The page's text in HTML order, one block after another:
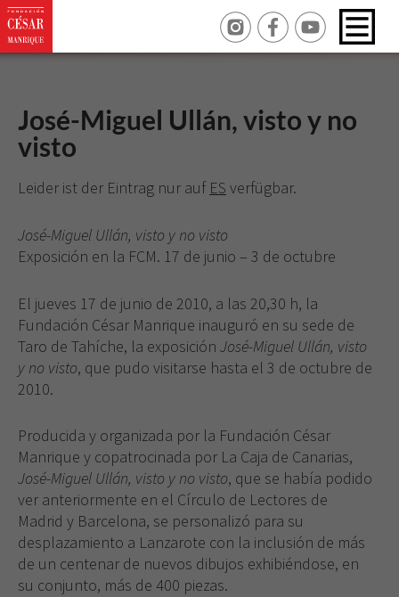
José-Miguel Ullán, visto y no
visto
Leider ist der Eintrag nur auf ES verfügbar.
José-Miguel Ullán, visto y no visto
Exposición en la FCM. 17 de junio – 3 de octubre
El jueves 17 de junio de 2010, a las 20,30 h, la
Fundación César Manrique inauguró en su sede de
Taro de Tahíche, la exposición José-Miguel Ullán, visto
y no visto, que pudo visitarse hasta el 3 de octubre de
2010.
Producida y organizada por la Fundación César
Manrique y copatrocinada por La Caja de Canarias,
José-Miguel Ullán, visto y no visto, que se había podido
ver anteriormente en el Círculo de Lectores de
Madrid y Barcelona, se personalizó para su
desplazamiento a Lanzarote con la inclusión de más
de un centenar de nuevos dibujos exhibiéndose, en
su conjunto, más de 400 piezas.